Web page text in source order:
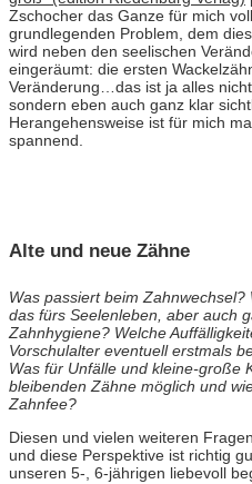
Zschocher das Ganze für mich
grundlegenden Problem, dem
wird neben den seelischen
eingeräumt: die ersten
Veränderung…das ist ja alles
sondern eben auch ganz klar
Herangehensweise ist für mich
spannend.
Alte und neue Zähne
Was passiert beim
das fürs Seelenleben, aber auch
Zahnhygiene? Welche
Vorschulalter eventuell erstmals
Was für Unfälle und kleine-große
bleibenden Zähne möglich und
Zahnfee?
Diesen und vielen weiteren
und diese Perspektive ist richtig
unseren 5-, 6-jährigen liebevoll